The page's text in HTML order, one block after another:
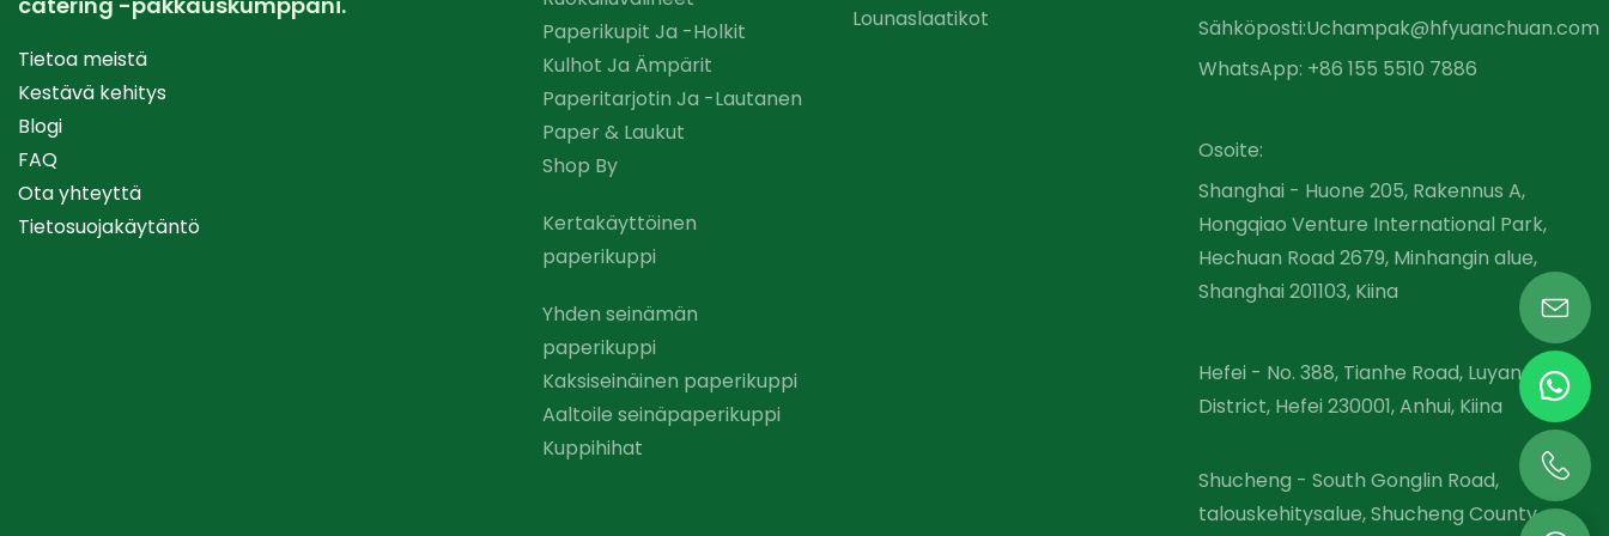
Tietoa meistä
Kestävä kehitys
Blogi
FAQ
Ota yhteyttä
Tietosuojakäytäntö
Paperikupit Ja -holkit
Kulhot Ja Ämpärit
Paperitarjotin Ja -lautanen
Paper & Laukut
Shop By
Kertakäyttöinen
paperikuppi
Yhden seinämän
paperikuppi
Kaksiseinäinen paperikuppi
Aaltoile seinäpaperikuppi
Kuppihihat
Lounaslaatikot
Sähköposti:Uchampak@hfyuanchuan.com
WhatsApp: +86 155 5510 7886
Osoite:
Shanghai - Huone 205, Rakennus A,
Hongqiao Venture International Park,
Hechuan Road 2679, Minhangin alue,
Shanghai 201103, Kiina
Hefei - No. 388, Tianhe Road, Luyang
District, Hefei 230001, Anhui, Kiina
Shucheng - South Gonglin Road,
talouskehitysalue, Shucheng County,